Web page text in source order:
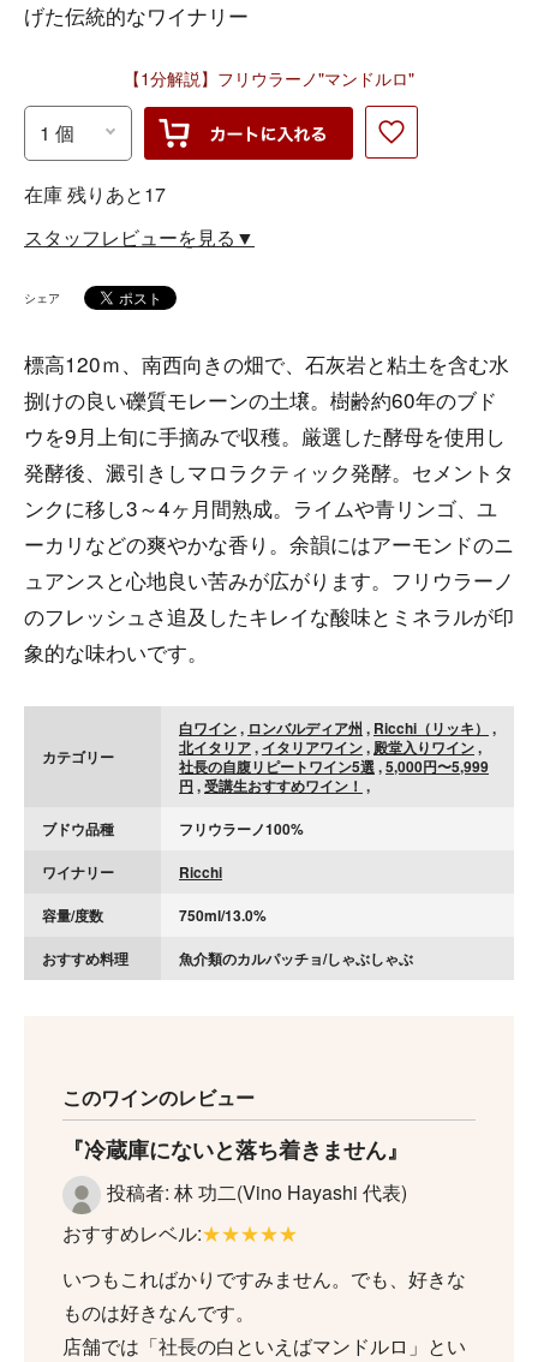
げた伝統的なワイナリー
【1分解説】フリウラーノ"マンドルロ"
在庫 残りあと17
スタッフレビューを見る▼
シェア
標高120ｍ、南西向きの畑で、石灰岩と粘土を含む水
捌けの良い礫質モレーンの土壌。樹齢約60年のブド
ウを9月上旬に手摘みで収穫。厳選した酵母を使用し
発酵後、澱引きしマロラクティック発酵。セメントタ
ンクに移し3～4ヶ月間熟成。ライムや青リンゴ、ユ
ーカリなどの爽やかな香り。余韻にはアーモンドのニ
ュアンスと心地良い苦みが広がります。フリウラーノ
のフレッシュさ追及したキレイな酸味とミネラルが印
象的な味わいです。
カテゴリー
白ワイン, ロンバルディア州 , Ricchi（リッキ） ,
北イタリア, イタリアワイン,殿堂入りワイン,
社長の自腹リピートワイン5選,5,000円〜5,999
円 ,受講生おすすめワイン！ ,
ブドウ品種
フリウラーノ100%
ワイナリー
Ricchi
容量/度数
750ml/13.0%
おすすめ料理
魚介類のカルパッチョ/しゃぶしゃぶ
このワインのレビュー
冷蔵庫にないと落ち着きません
投稿者: 林 功二(Vino Hayashi 代表)
おすすめレベル:★★★★★
いつもこればかりですみません。でも、好きな
ものは好きなんです。
店舗では「社長の白といえばマンドルロ」とい